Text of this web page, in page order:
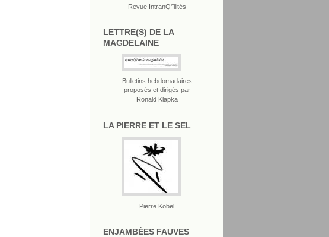
Revue IntranQ'îllités
LETTRE(S) DE LA
MAGDELAINE
Bulletins hebdomadaires
proposés et dirigés par
Ronald Klapka
LA PIERRE ET LE SEL
Pierre Kobel
ENJAMBÉES FAUVES